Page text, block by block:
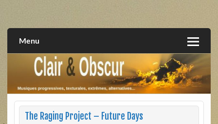
extrêmes, alternatives, texturales
Menu
The Raging Project – Future Days